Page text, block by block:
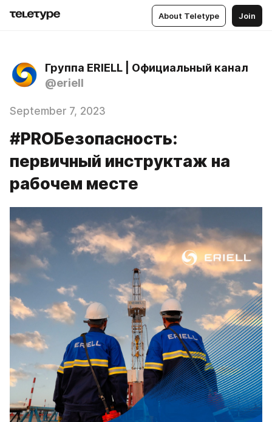
About Teletype Join
Группа ERIELL | Официальный канал
@eriell
September 7, 2023
#PROБезопасность:
первичный инструктаж на
рабочем месте